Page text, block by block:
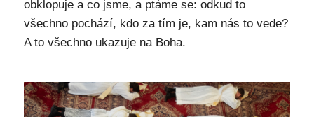
obklopuje a co jsme, a ptáme se: odkud to
všechno pochází, kdo za tím je, kam nás to vede?
A to všechno ukazuje na Boha.